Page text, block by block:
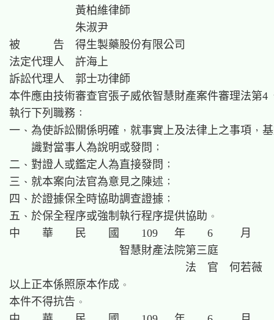
黃柏維律師
朱淑尹
被　　　告　得生製藥股份有限公司
法定代理人　許海上
訴訟代理人　郭士功律師
本件應由技術審查官張子威依智慧財產案件審理法第4
執行下列職務：
一、為使訴訟關係明確，就事實上及法律上之事項，
識對當事人為說明或發問；
二、對證人或鑑定人為直接發問；
三、就本案向法官為意見之陳述；
四、於證據保全時協助調查證據；
五、於保全程序或強制執行程序提供協助。
中　　華　　民　　國　　109　 年　　6　　 月　
智慧財產法院第三庭
法　官　何若薇
以上正本係照原本作成。
本件不得抗告。